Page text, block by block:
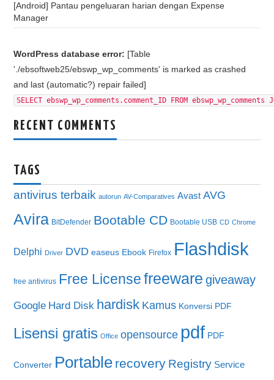
[Android] Pantau pengeluaran harian dengan Expense
Manager
WordPress database error: [Table
'./ebsoftweb25/ebswp_wp_comments' is marked as crashed
and last (automatic?) repair failed]
SELECT ebswp_wp_comments.comment_ID FROM
RECENT COMMENTS
TAGS
antivirus terbaik autorun AV-Comparatives Avast AVG
Avira BitDefender Bootable CD Bootable USB CD Chrome
Delphi Driver DVD easeus Ebook Firefox Flashdisk
free antivirus Free License freeware giveaway
Google Hard Disk hardisk Kamus Konversi PDF
Lisensi gratis Office opensource pdf PDF
Converter Portable recovery Registry Service